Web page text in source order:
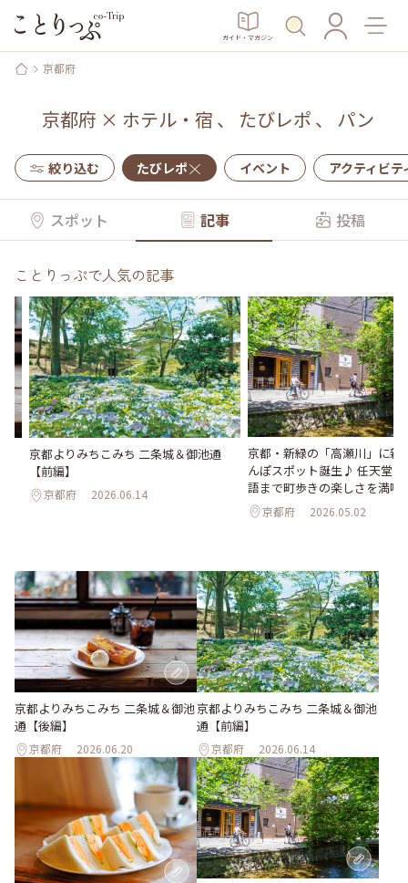
ガイド・マガジン
京都府
京都府 × ホテル・宿 、 たびレポ 、 パン
絞り込む たびレポ イベント アクティビテ
スポット 記事 投稿
ことりっぷで人気の記事
京都よりみちこみち 二条城＆御池通
【前編】
京都府 2026.06.14
京都・新緑の「高瀬川」に新
んぽスポット誕生♪ 任天堂か
語まで町歩きの楽しさを満喫
京都府 2026.05.02
京都よりみちこみち 二条城＆御池
通【後編】
京都府 2026.06.20
京都よりみちこみち 二条城＆御池
通【前編】
京都府 2026.06.14